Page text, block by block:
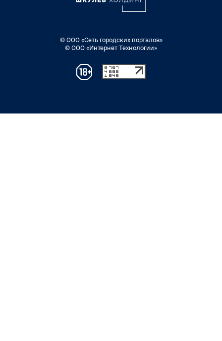
© ООО «Сеть городских порталов»
© ООО «Интернет Технологии»